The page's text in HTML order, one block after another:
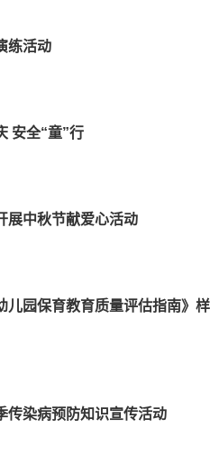
练活动
安全“童”行
展中秋节献爱心活动
儿园保育教育质量评估指南》样
传染病预防知识宣传活动